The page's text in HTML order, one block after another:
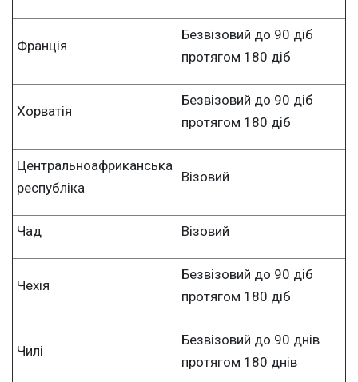
Франція
Безвізовий до 90 діб
протягом 180 діб
Хорватія
Безвізовий до 90 діб
протягом 180 діб
Центральноафриканська
республіка
Візовий
Чад Візовий
Чехія
Безвізовий до 90 діб
протягом 180 діб
Чилі
Безвізовий до 90 днів
протягом 180 днів